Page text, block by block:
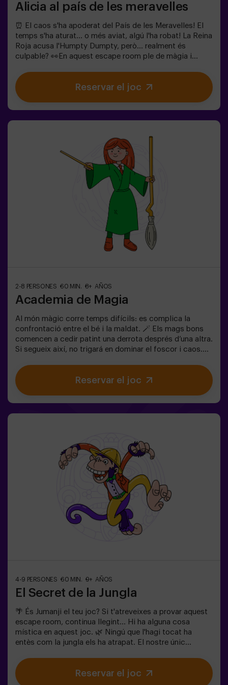
Alicia al país de les meravelles
⏰ El caos s'ha apoderat del País de les Meravelles! El
temps s'ha aturat... o més aviat, algú l'ha robat! La Reina
Roja acusa l'Humpty Dumpty, però... realment és
culpable? 👀En aquest escape room ple de màgia i
enigmes absurds (com els que li agraden al Barreter).🔹
Enfrontar-te a personatges icònics (compte amb la
Reina de Cors!).🔹 Trobar el temps perdut abans que el
❗Menors de 14 anys: requereixen 1 adult
acompanyant.Opció amb monitor disponible (consulta
les condicions).
Reservar el joc
2-8 PERSONES 60 MIN. 8+ AÑOS
Academia de Magia
Al món màgic corre temps difícils: es complica la
confrontació entre el bé i la maldat. 🪄 Els mags bons
comencen a cedir patint una derrota després d’una altra.
Si segueix així, no trigará en dominar el foscor i caos.
poder de la pedra filosofal. Però primer s'ha de crear i
ningú ho ha aconseguit encara en tota la historia de la
màgia! Us espera la misió complicada de salvar el
monitor (consulta'ns les condicions).⚠️ Passes estrets
⚠️ 🧩 Nivell de dificultat: fàcil.
Reservar el joc
4-9 PERSONES 60 MIN. 9+ AÑOS
El Secret de la Jungla
🌴 És Jumanji el teu joc? Si t'atreveixes a provar aquest
escape room, continua llegint... Hi ha alguna cosa
mística en aquest joc. 🌿 Ningú que l'hagi tocat ha
entès com la jungla els ha atrapat. El nostre únic
De veritat us pensàveu que seria fàcil escapar de la
jungla? 🐒⚡ En aquest escape room d’adrenalina
pura:Hauràs de trobar la caixa del joc i tancar aquest
Reservar el joc